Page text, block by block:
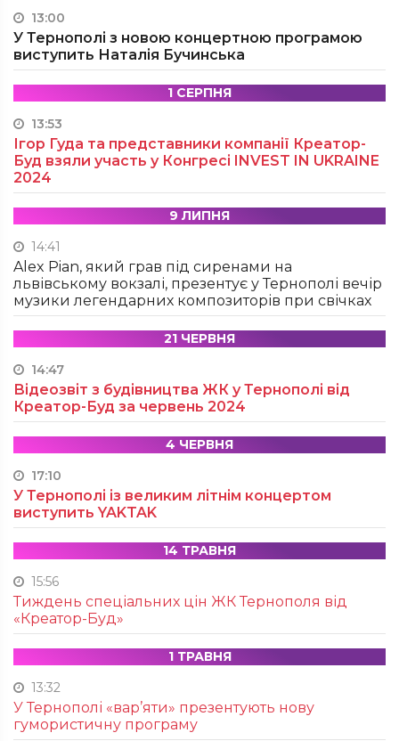
13:00
У Тернополі з новою концертною програмою
виступить Наталія Бучинська
1 СЕРПНЯ
13:53
Ігор Гуда та представники компанії Креатор-
Буд взяли участь у Конгресі INVEST IN UKRAINE
2024
9 ЛИПНЯ
14:41
Alex Pian, який грав під сиренами на
львівському вокзалі, презентує у Тернополі вечір
музики легендарних композиторів при свічках
21 ЧЕРВНЯ
14:47
Відеозвіт з будівництва ЖК у Тернополі від
Креатор-Буд за червень 2024
4 ЧЕРВНЯ
17:10
У Тернополі із великим літнім концертом
виступить YAKTAK
14 ТРАВНЯ
15:56
Тиждень спеціальних цін ЖК Тернополя від
«Креатор-Буд»
1 ТРАВНЯ
13:32
У Тернополі «вар’яти» презентують нову
гумористичну програму